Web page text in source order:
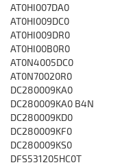
AT0HI007DA0
AT0HI009DC0
AT0HI009DR0
AT0HI00B0R0
AT0N4005DC0
AT0N70020R0
DC280009KA0
DC280009KA0 B4N
DC280009KD0
DC280009KF0
DC280009KS0
DFS531205HC0T